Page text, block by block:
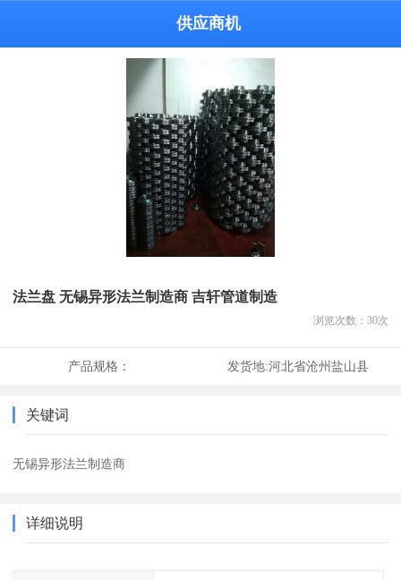
供应商机
法兰盘 无锡异形法兰制造商 吉轩管道制造
浏览次数： 30次
产品规格： 发货地:河北省沧州盐山县
关键词
无锡异形法兰制造商
详细说明